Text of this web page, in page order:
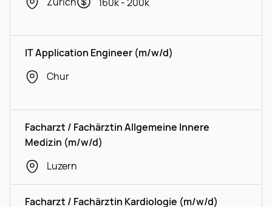
IT Application Engineer (m/w/d)
Chur
Facharzt / Fachärztin Allgemeine Innere
Medizin (m/w/d)
Luzern
Facharzt / Fachärztin Kardiologie (m/w/d)